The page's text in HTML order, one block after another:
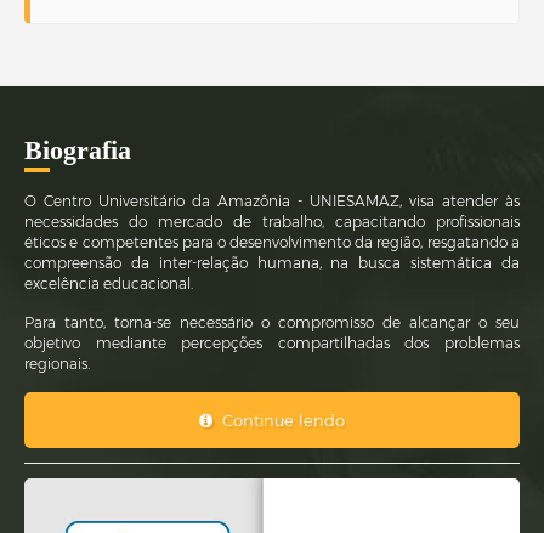
Biografia
O Centro Universitário da Amazônia - UNIESAMAZ, visa atender às
necessidades do mercado de trabalho, capacitando profissionais
éticos e competentes para o desenvolvimento da região, resgatando a
compreensão da inter-relação humana, na busca sistemática da
excelência educacional.
Para tanto, torna-se necessário o compromisso de alcançar o seu
objetivo mediante percepções compartilhadas dos problemas
regionais.
Continue lendo